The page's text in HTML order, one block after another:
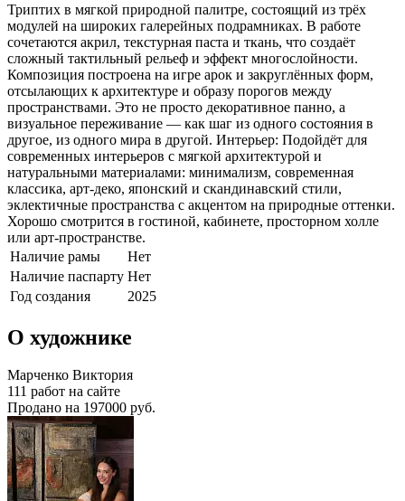
Триптих в мягкой природной палитре, состоящий из трёх
модулей на широких галерейных подрамниках. В работе
сочетаются акрил, текстурная паста и ткань, что создаёт
сложный тактильный рельеф и эффект многослойности.
Композиция построена на игре арок и закруглённых форм,
отсылающих к архитектуре и образу порогов между
пространствами. Это не просто декоративное панно, а
визуальное переживание — как шаг из одного состояния в
другое, из одного мира в другой. Интерьер: Подойдёт для
современных интерьеров с мягкой архитектурой и
натуральными материалами: минимализм, современная
классика, арт-деко, японский и скандинавский стили,
эклектичные пространства с акцентом на природные оттенки.
Хорошо смотрится в гостиной, кабинете, просторном холле
или арт-пространстве.
Наличие рамы
Нет
Наличие паспарту Нет
Год создания
2025
О художнике
Марченко Виктория
111 работ на сайте
Продано на 197000 руб.